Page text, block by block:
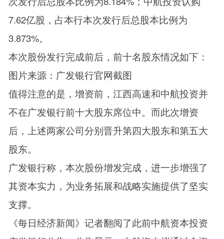
7.62亿股，占本行本次发行后总股本比例为
3.873%。
本次股份发行完成前后，前十名股东情况如下：
图片来源：广发银行官网截图
值得注意的是，增资前，江西高速和中航投资并
不在广发银行前十大股东席位中。而此次增资
后，上述两家公司分别晋升第四大股东和第五大
股东。
广发银行称，本次股份增发完成，进一步增强了
其资本实力，为业务拓展和战略实施提供了坚实
支撑。
《每日经济新闻》记者翻阅了此前中航资本投资